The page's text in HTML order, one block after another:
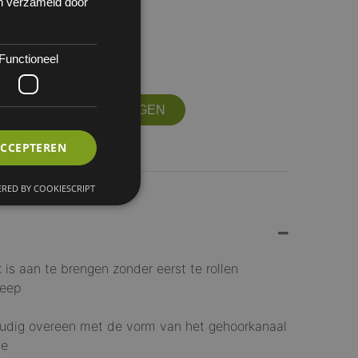
OFFERTE AANVRAGEN
aan te brengen zonder eerst te rollen
overeen met de vorm van het gehoorkanaal
Functioneel
BY COOKIESCRIPT